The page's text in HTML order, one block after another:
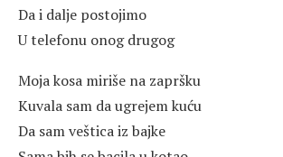
Da i dalje postojimo
U telefonu onog drugog
Moja kosa miriše na zapršku
Kuvala sam da ugrejem kuću
Da sam veštica iz bajke